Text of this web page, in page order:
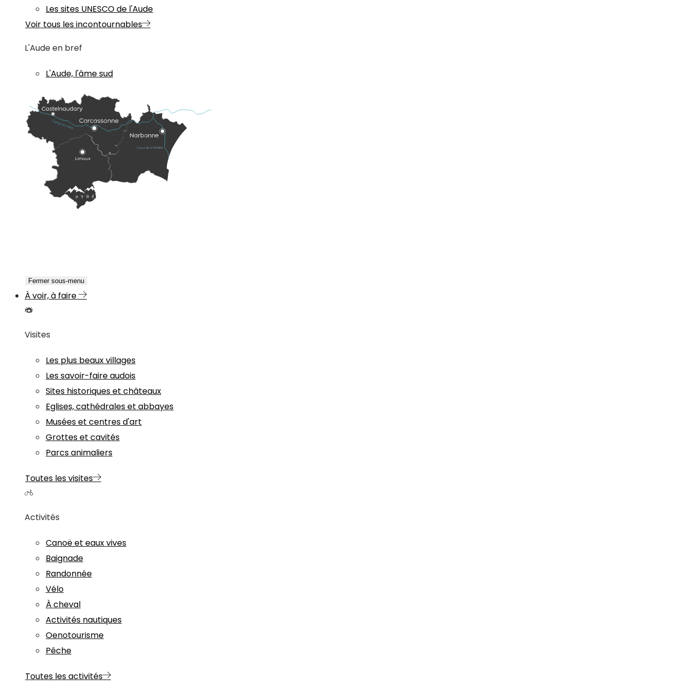
Les sites UNESCO de l'Aude
Voir tous les incontournables
L'Aude en bref
L'Aude, l'âme sud
Fermer sous-menu
À voir, à faire
Visites
Les plus beaux villages
Les savoir-faire audois
Sites historiques et châteaux
Eglises, cathédrales et abbayes
Musées et centres d'art
Grottes et cavités
Parcs animaliers
Toutes les visites
Activités
Canoë et eaux vives
Baignade
Randonnée
Vélo
À cheval
Activités nautiques
Oenotourisme
Pêche
Toutes les activités